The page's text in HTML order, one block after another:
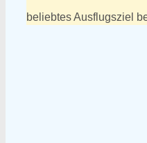
beliebtes Ausflugsziel